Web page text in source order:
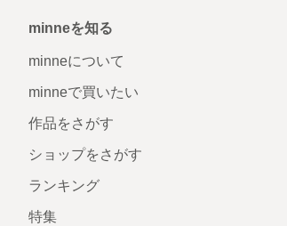
minneを知る
minneについて
minneで買いたい
作品をさがす
ショップをさがす
ランキング
特集